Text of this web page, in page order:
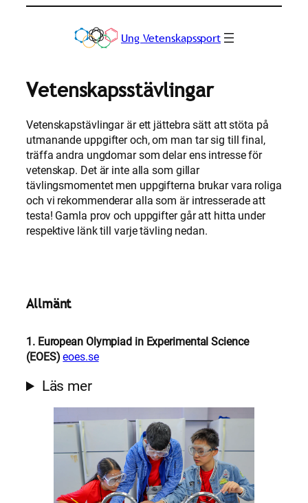
Ung Vetenskapssport
Vetenskapsstävlingar
Vetenskapstävlingar är ett jättebra sätt att stöta på
utmanande uppgifter och, om man tar sig till final,
träffa andra ungdomar som delar ens intresse för
vetenskap. Det är inte alla som gillar
tävlingsmomentet men uppgifterna brukar vara roliga
och vi rekommenderar alla som är intresserade att
testa! Gamla prov och uppgifter går att hitta under
respektive länk till varje tävling nedan.
Allmänt
1. European Olympiad in Experimental Science
(EOES) eoes.se
Läs mer